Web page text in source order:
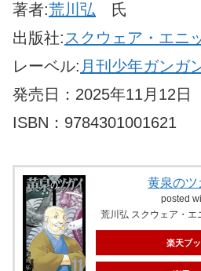
著者:荒川弘 氏
出版社: スクウェア・エニ
レーベル: 月刊少年ガンガ
発売日：2025年11月12日
ISBN：9784301001621
黄泉のツ
posted
荒川弘 スクウェア・エ
楽天ブ